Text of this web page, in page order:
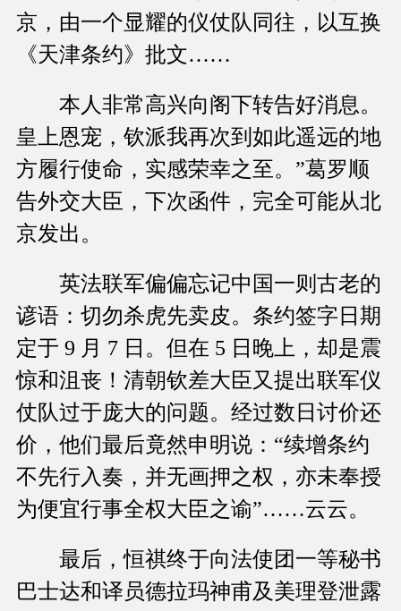
京，由一个显耀的仪仗队同往，以互换
《天津条约》批文……
本人非常高兴向阁下转告好消息。
皇上恩宠，钦派我再次到如此遥远的地
方履行使命，实感荣幸之至。”葛罗顺
告外交大臣，下次函件，完全可能从北
京发出。
英法联军偏偏忘记中国一则古老的
谚语：切勿杀虎先卖皮。条约签字日期
定于 9 月 7 日。但在 5 日晚上，却是震
惊和沮丧！清朝钦差大臣又提出联军仪
仗队过于庞大的问题。经过数日讨价还
价，他们最后竟然申明说：“续增条约
不先行入奏，并无画押之权，亦未奉授
为便宜行事全权大臣之谕”……云云。
最后，恒祺终于向法使团一等秘书
巴士达和译员德拉玛神甫及美理登泄露